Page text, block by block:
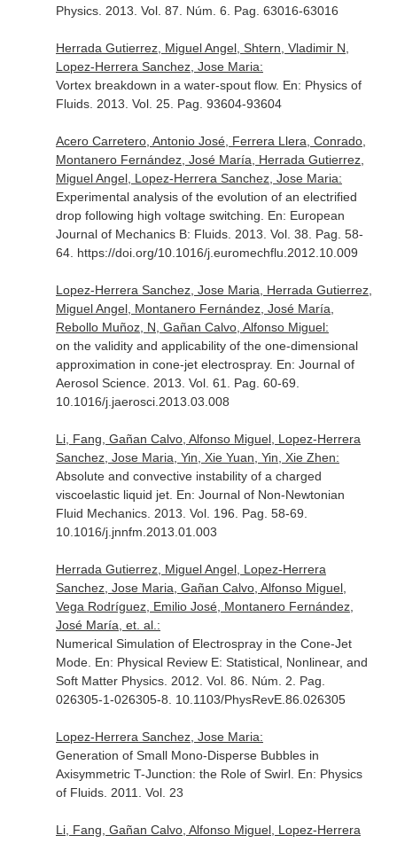
Physics. 2013. Vol. 87. Núm. 6. Pag. 63016-63016
Herrada Gutierrez, Miguel Angel, Shtern, Vladimir N,
Lopez-Herrera Sanchez, Jose Maria:
Vortex breakdown in a water-spout flow. En: Physics of
Fluids. 2013. Vol. 25. Pag. 93604-93604
Acero Carretero, Antonio José, Ferrera Llera, Conrado,
Montanero Fernández, José María, Herrada Gutierrez,
Miguel Angel, Lopez-Herrera Sanchez, Jose Maria:
Experimental analysis of the evolution of an electrified
drop following high voltage switching. En: European
Journal of Mechanics B: Fluids. 2013. Vol. 38. Pag. 58-
64. https://doi.org/10.1016/j.euromechflu.2012.10.009
Lopez-Herrera Sanchez, Jose Maria, Herrada Gutierrez,
Miguel Angel, Montanero Fernández, José María,
Rebollo Muñoz, N, Gañan Calvo, Alfonso Miguel:
on the validity and applicability of the one-dimensional
approximation in cone-jet electrospray. En: Journal of
Aerosol Science. 2013. Vol. 61. Pag. 60-69.
10.1016/j.jaerosci.2013.03.008
Li, Fang, Gañan Calvo, Alfonso Miguel, Lopez-Herrera
Sanchez, Jose Maria, Yin, Xie Yuan, Yin, Xie Zhen:
Absolute and convective instability of a charged
viscoelastic liquid jet. En: Journal of Non-Newtonian
Fluid Mechanics. 2013. Vol. 196. Pag. 58-69.
10.1016/j.jnnfm.2013.01.003
Herrada Gutierrez, Miguel Angel, Lopez-Herrera
Sanchez, Jose Maria, Gañan Calvo, Alfonso Miguel,
Vega Rodríguez, Emilio José, Montanero Fernández,
José María, et. al.:
Numerical Simulation of Electrospray in the Cone-Jet
Mode. En: Physical Review E: Statistical, Nonlinear, and
Soft Matter Physics. 2012. Vol. 86. Núm. 2. Pag.
026305-1-026305-8. 10.1103/PhysRevE.86.026305
Lopez-Herrera Sanchez, Jose Maria:
Generation of Small Mono-Disperse Bubbles in
Axisymmetric T-Junction: the Role of Swirl. En: Physics
of Fluids. 2011. Vol. 23
Li, Fang, Gañan Calvo, Alfonso Miguel, Lopez-Herrera